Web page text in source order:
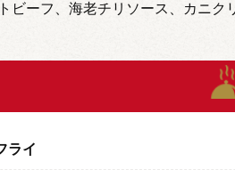
ビーフ、海老チリソース、カニ
ライ